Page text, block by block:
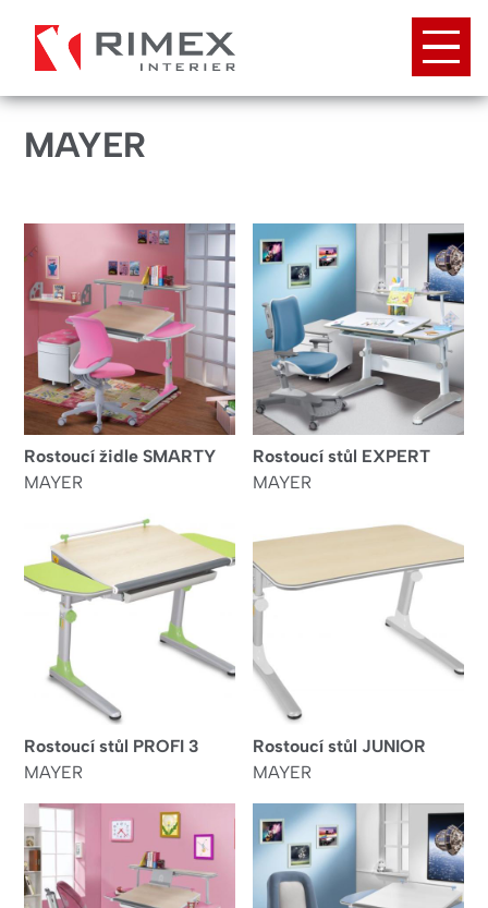
hlavnímu
obsahu
MAYER
Rostoucí židle SMARTY
MAYER
Rostoucí stůl EXPERT
MAYER
Rostoucí stůl PROFI 3
MAYER
Rostoucí stůl JUNIOR
MAYER